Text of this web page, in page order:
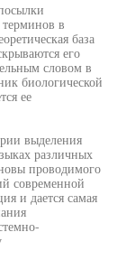
терминов в
база
его
словом в
биологической
ее
выделения
различных
проводимого
современной
и дается самая